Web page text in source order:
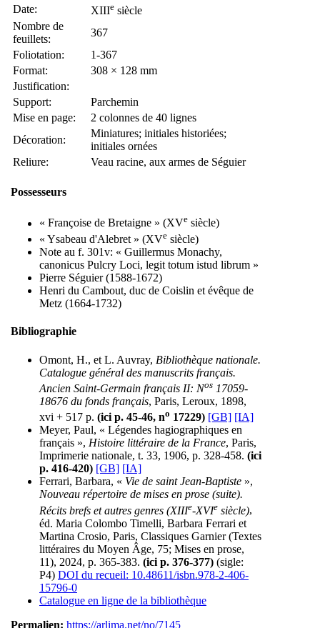
Date:
XIIIe siècle
Nombre de
feuillets:
367
Foliotation:
1-367
Format:
308 × 128 mm
Justification:
Support:
Parchemin
Mise en page:
2 colonnes de 40 lignes
Décoration:
Miniatures; initiales historiées;
initiales ornées
Reliure:
Veau racine, aux armes de Séguier
Possesseurs
« Françoise de Bretaigne » (XVe siècle)
« Ysabeau d'Alebret » (XVe siècle)
Note au f. 301v: « Guillermus Monachy,
canonicus Pulcry Loci, legit totum istud librum »
Pierre Séguier (1588-1672)
Henri du Cambout, duc de Coislin et évêque de
Metz (1664-1732)
Bibliographie
Omont, H., et L. Auvray, Bibliothèque nationale.
Catalogue général des manuscrits français.
Ancien Saint-Germain français II: Nos 17059-
18676 du fonds français, Paris, Leroux, 1898,
xvi + 517 p. (ici p. 45-46, no 17229) [GB] [IA]
Meyer, Paul, « Légendes hagiographiques en
français », Histoire littéraire de la France, Paris,
Imprimerie nationale, t. 33, 1906, p. 328-458. (ici
p. 416-420) [GB] [IA]
Ferrari, Barbara, « Vie de saint Jean-Baptiste »,
Nouveau répertoire de mises en prose (suite).
Récits brefs et autres genres (XIIIe-XVIe siècle),
éd. Maria Colombo Timelli, Barbara Ferrari et
Martina Crosio, Paris, Classiques Garnier (Textes
littéraires du Moyen Âge, 75; Mises en prose,
11), 2024, p. 365-383. (ici p. 376-377) (sigle:
P4) DOI du recueil: 10.48611/isbn.978-2-406-
15796-0
Catalogue en ligne de la bibliothèque
Permalien: https://arlima.net/no/7145